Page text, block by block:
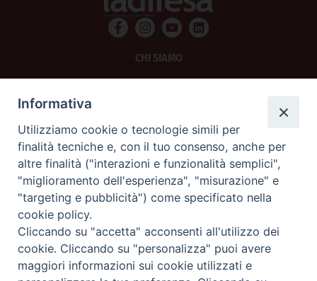
CHI SIAMO
SCRIVICI
La Difesa srl - P.iva 05125420280
La Difesa del Popolo percepisce i contributi pubblici all'editoria.
La Difesa del Popolo, tramite la Fisc (Federazione Italiana Settimanali Cattolici)
ha aderito allo IAP (Istituto dell'Autodisciplina Pubblicitaria) accettando il Codice
di Autodisciplina della Comunicazione Commerciale.
La Difesa del Popolo è una testata registrata presso il Tribunale di Padova
decreto del 15 giugno 1950 al n. 37 del registro periodici.
Informativa
Utilizziamo cookie o tecnologie simili per
finalità tecniche e, con il tuo consenso, anche per
altre finalità ("interazioni e funzionalità semplici",
"miglioramento dell'esperienza", "misurazione" e
"targeting e pubblicità") come specificato nella
cookie policy.
Cliccando su "accetta" acconsenti all'utilizzo dei
cookie. Cliccando su "personalizza" puoi avere
maggiori informazioni sui cookie utilizzati e